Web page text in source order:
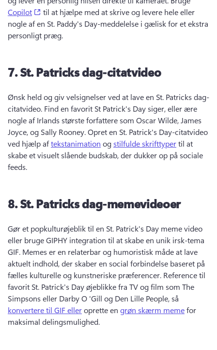
Copilot
(opens in a new tab)
til at hjælpe med at skrive og levere hele eller
nogle af en St. Paddy's Day-meddelelse i gælisk for et ekstra
personligt præg.
7.St.Patricks dag-citatvideo
Ønsk held og giv velsignelser ved at lave en St. Patricks dag-
citatvideo. Find en favorit St Patrick's Day siger, eller ære
nogle af Irlands største forfattere som Oscar Wilde, James
Joyce, og Sally Rooney. Opret en St. Patrick's Day-citatvideo
ved hjælp af tekstanimation og stilfulde skrifttyper til at
skabe et visuelt slående budskab, der dukker op på sociale
feeds.
8.St.Patricks dag-memevideoer
Gør et popkulturøjeblik til en St. Patrick's Day meme video
eller bruge GIPHY integration til at skabe en unik irsk-tema
GIF. Memes er en relaterbar og humoristisk måde at lave
aktuelt indhold, der skaber en social forbindelse baseret på
fælles kulturelle og kunstneriske præferencer. Reference til
favorit St. Patrick's Day øjeblikke fra TV og film som The
Simpsons eller Darby O 'Gill og Den Lille People, så
konvertere til GIF eller oprette en grøn skærm meme for
maksimal delingsmulighed.